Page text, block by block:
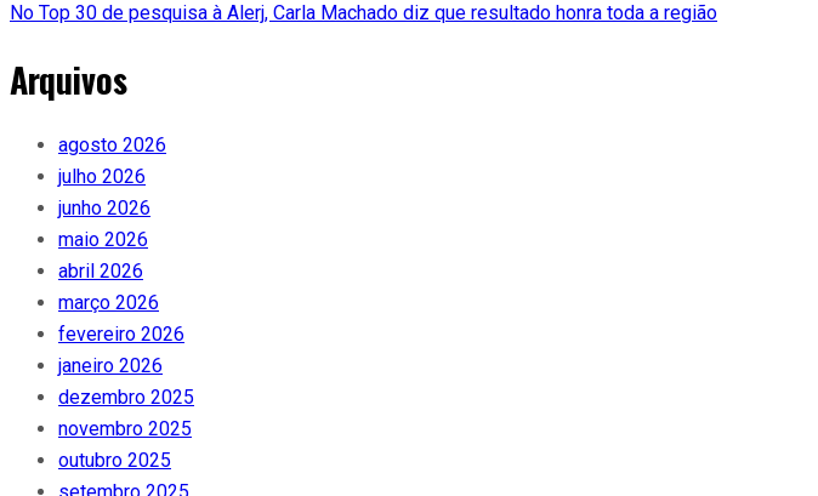
No Top 30 de pesquisa à Alerj, Carla Machado diz que resultado honra toda a região
Arquivos
agosto 2026
julho 2026
junho 2026
maio 2026
abril 2026
março 2026
fevereiro 2026
janeiro 2026
dezembro 2025
novembro 2025
outubro 2025